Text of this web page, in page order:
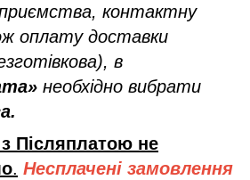
контактну
оплату доставки
в
необхідно вибрати
Післяплатою не
. Несплачені замовлення